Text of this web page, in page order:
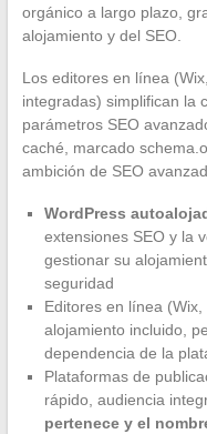
orgánico a largo plazo,
alojamiento y del SEO.
Los editores en línea
integradas) simplifican la
parámetros SEO
caché, marcado
ambición de SEO
WordPress
extensiones SEO y la
gestionar su
seguridad
Editores en línea
alojamiento incluido,
dependencia de la
Plataformas de
rápido, audiencia
pertenece y el